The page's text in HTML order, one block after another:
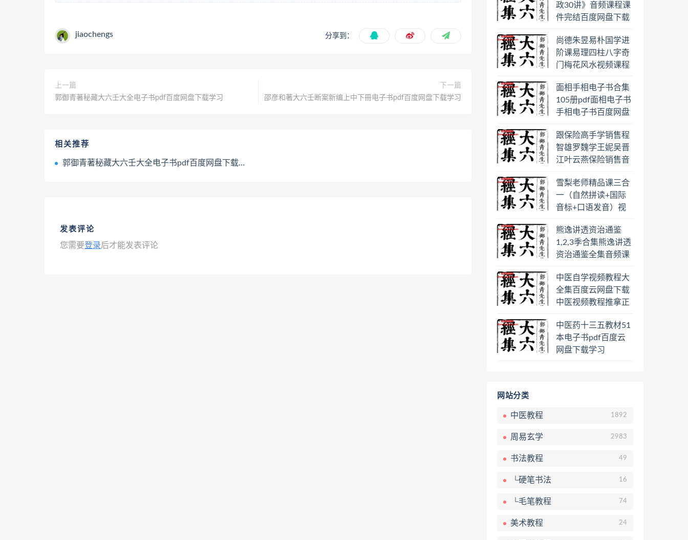
jiaochengs 分享到：
上一篇
郭御青著秘藏大六壬大全电子书pdf百度网盘下载学习
下一篇
邵彦和著大六壬断案新编上中下冊电子书pdf百度网盘下载学习
相关推荐
郭御青著秘藏大六壬大全电子书pdf百度网盘下载学习
发表评论
您需要登录后才能发表评论
政30讲》音频课程课
件完结百度网盘下载
尚德朱昱易朴国学进
阶课易理四柱八字奇
门梅花风水视频课程
学习
面相手相电子书合集
105册pdf面相电子书
手相电子书百度网盘
跟保险高手学销售程
智雄罗魏学王妮吴晋
江叶云燕保险销售音
盘下载学习
雪梨老师精品课三合
一（自然拼读+国际
音标+口语发音）视
载学习
熊逸讲透资治通鉴
1,2,3季合集熊逸讲透
资治通鉴全集音频课
一二三辑合集百度云
网盘下载学习
中医自学视频教程大
全集百度云网盘下载
中医视频教程推拿正
经络脉诊面诊舌诊手
诊私密终身会员百度
网盘共享群
中医药十三五教材51
本电子书pdf百度云
网盘下载学习
网站分类
中医教程 1892
周易玄学 2983
书法教程 49
└硬笔书法 16
└毛笔教程 74
美术教程 24